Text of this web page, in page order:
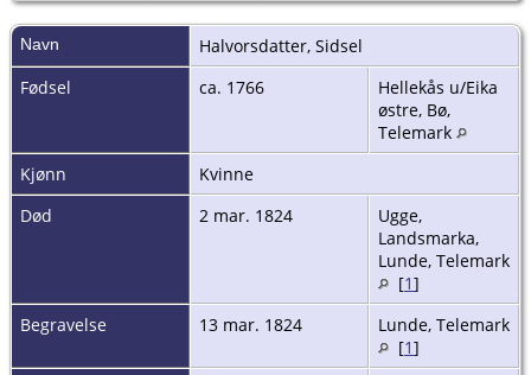
Navn Halvorsdatter, Sidsel
Fødsel
ca. 1766
Hellekås u/Eika
østre, Bø,
Telemark
Kjønn
Kvinne
Død
2 mar. 1824
Ugge,
Landsmarka,
Lunde, Telemark
[1]
Begravelse
13 mar. 1824
Lunde, Telemark
[1]